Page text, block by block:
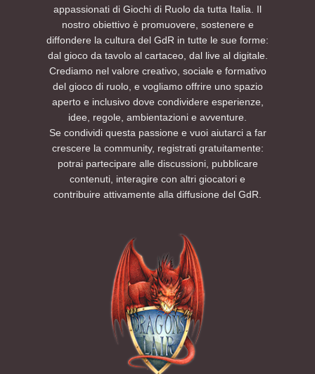
appassionati di Giochi di Ruolo da tutta Italia. Il
nostro obiettivo è promuovere, sostenere e
diffondere la cultura del GdR in tutte le sue forme:
dal gioco da tavolo al cartaceo, dal live al digitale.
Crediamo nel valore creativo, sociale e formativo
del gioco di ruolo, e vogliamo offrire uno spazio
aperto e inclusivo dove condividere esperienze,
idee, regole, ambientazioni e avventure.
Se condividi questa passione e vuoi aiutarci a far
crescere la community, registrati gratuitamente:
potrai partecipare alle discussioni, pubblicare
contenuti, interagire con altri giocatori e
contribuire attivamente alla diffusione del GdR.